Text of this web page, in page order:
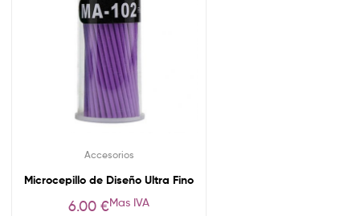
Accesorios
Microcepillo de Diseño Ultra Fino
6.00 €Mas IVA